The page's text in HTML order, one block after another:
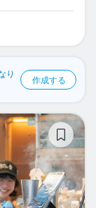
り
作成する